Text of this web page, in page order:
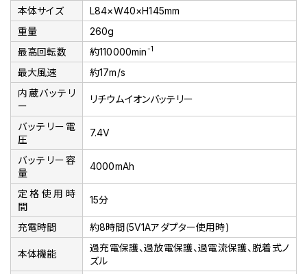
本体サイズ
L84×W40×H145mm
重量
260g
最高回転数
約110000min-1
最大風速
約17m/s
内蔵バッテリ
ー
リチウムイオンバッテリー
バッテリー電
圧
7.4V
バッテリー容
量
4000mAh
定格使用時
間
15分
充電時間 約8時間(5V1Aアダプター使用時)
本体機能
過充電保護、過放電保護、過電流保護、脱着式ノ
ズル